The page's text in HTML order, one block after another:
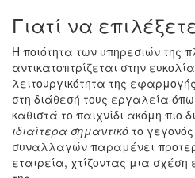
Γιατί να
Η ποιότητα των υπηρεσιών της
αντικατοπτρίζεται στην
λειτουργικότητα της
στη διάθεσή τους εργαλεία
καθιστά το παιχνίδι ακόμη πιο
ιδιαίτερα σημαντικό το
συναλλαγών παραμένει
εταιρεία, χτίζοντας μια σχέση